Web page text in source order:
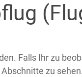
Falls Ihr zu
zu